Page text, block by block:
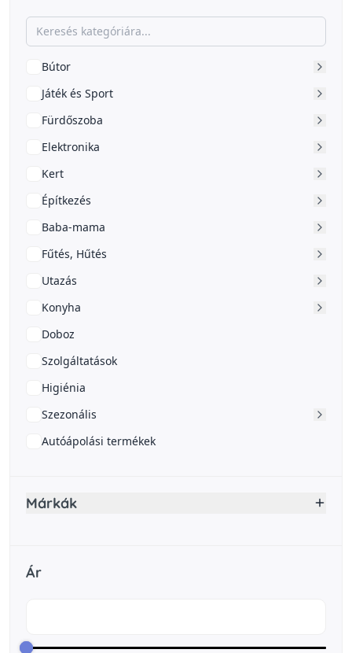
Bútor
Játék és Sport
Fürdőszoba
Elektronika
Kert
Építkezés
Baba-mama
Fűtés, Hűtés
Utazás
Konyha
Doboz
Szolgáltatások
Higiénia
Szezonális
Autóápolási termékek
Márkák
Ár